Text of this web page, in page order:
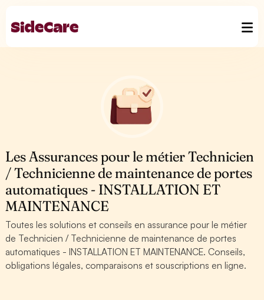
Les Assurances pour le métier Technicien
/ Technicienne de maintenance de portes
automatiques - INSTALLATION ET
MAINTENANCE
Toutes les solutions et conseils en assurance pour le métier
de Technicien / Technicienne de maintenance de portes
automatiques - INSTALLATION ET MAINTENANCE. Conseils,
obligations légales, comparaisons et souscriptions en ligne.